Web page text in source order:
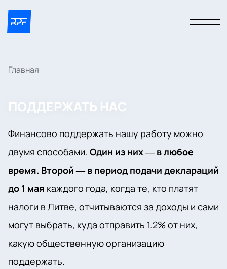
Главная
ПОДДЕРЖАТЬ НАС
Финансово поддержать нашу работу можно
двумя способами. Один из них — в любое
время. Второй — в период подачи деклараций
до 1 мая каждого года, когда те, кто платят
налоги в Литве, отчитываются за доходы и сами
могут выбрать, куда отправить 1.2% от них,
какую общественную организацию
поддержать.